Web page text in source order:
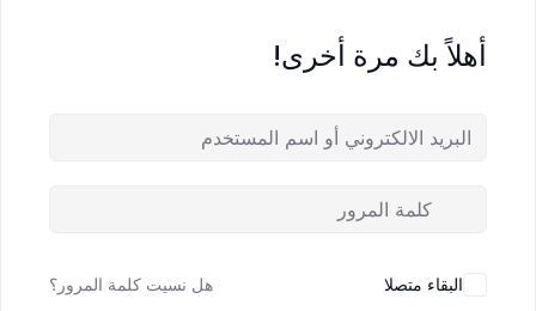
أهلاً بك مرة أخرى!
البقاء متصلا هل نسيت كلمة المرور؟